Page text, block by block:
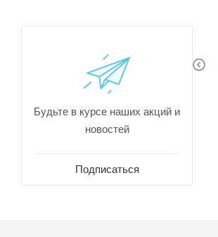
Будьте в курсе наших акций и
новостей
Подписаться